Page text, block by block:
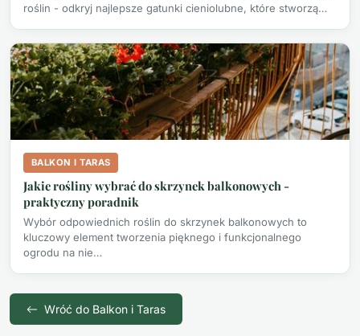
roślin - odkryj najlepsze gatunki cieniolubne, które stworzą…
BALKON I TARAS
Jakie rośliny wybrać do skrzynek balkonowych -
praktyczny poradnik
Wybór odpowiednich roślin do skrzynek balkonowych to
kluczowy element tworzenia pięknego i funkcjonalnego
ogrodu na nie…
Wróć do Balkon i Taras